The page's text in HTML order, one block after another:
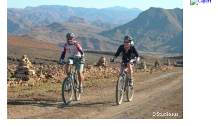
© Studiosus